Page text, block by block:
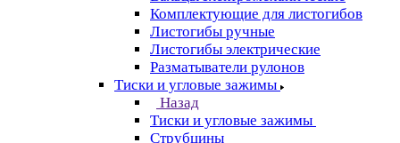
Комплектующие для листогибов
Листогибы ручные
Листогибы электрические
Разматыватели рулонов
Тиски и угловые зажимы
Назад
Тиски и угловые зажимы
Струбцины